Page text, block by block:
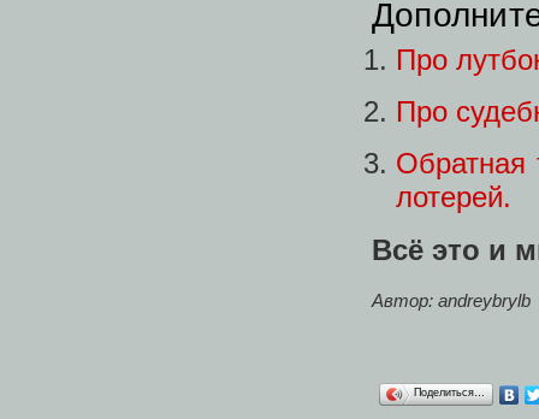
Про
Про
Обратная
лотерей.
Всё это и
Автор: andreybrylb
Поделиться…